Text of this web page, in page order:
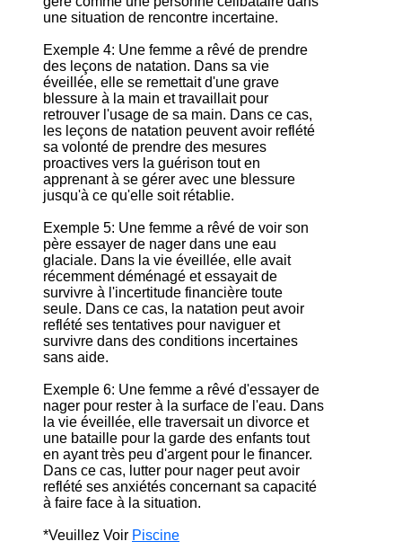
une situation de rencontre incertaine.
Exemple 4: Une femme a rêvé de prendre
des leçons de natation. Dans sa vie
éveillée, elle se remettait d'une grave
blessure à la main et travaillait pour
retrouver l'usage de sa main. Dans ce cas,
les leçons de natation peuvent avoir reflété
sa volonté de prendre des mesures
proactives vers la guérison tout en
apprenant à se gérer avec une blessure
jusqu'à ce qu'elle soit rétablie.
Exemple 5: Une femme a rêvé de voir son
père essayer de nager dans une eau
glaciale. Dans la vie éveillée, elle avait
récemment déménagé et essayait de
survivre à l'incertitude financière toute
seule. Dans ce cas, la natation peut avoir
reflété ses tentatives pour naviguer et
survivre dans des conditions incertaines
sans aide.
Exemple 6: Une femme a rêvé d'essayer de
nager pour rester à la surface de l'eau. Dans
la vie éveillée, elle traversait un divorce et
une bataille pour la garde des enfants tout
en ayant très peu d'argent pour le financer.
Dans ce cas, lutter pour nager peut avoir
reflété ses anxiétés concernant sa capacité
à faire face à la situation.
*Veuillez Voir Piscine